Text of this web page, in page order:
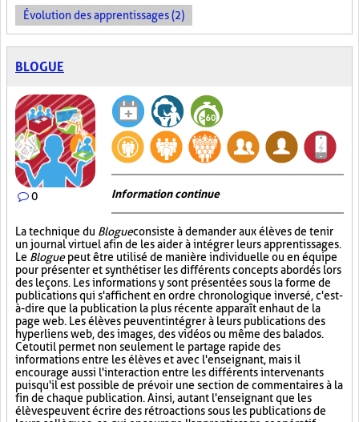
Évolution des apprentissages (2)
BLOGUE
0 Information continue
La technique du Blogueconsiste à demander aux élèves de tenir
un journal virtuel afin de les aider à intégrer leurs apprentissages.
Le Bloguepeut être utilisé de manière individuelle ou en équipe
pour présenter et synthétiser les différents concepts abordés lors
des leçons. Les informations y sont présentées sous la forme de
publications qui s'affichent en ordre chronologique inversé, c'est-
à-dire que la publication la plus récente apparaît en haut de la
page web. Les élèves peuvent intégrer à leurs publications des
hyperliens web, des images, des vidéos ou même des balados.
Cet outil permet non seulement le partage rapide des
informations entre les élèves et avec l'enseignant, mais il
encourage aussi l'interaction entre les différents intervenants
puisqu'il est possible de prévoir une section de commentaires à la
fin de chaque publication. Ainsi, autant l'enseignant que les
élèves peuvent écrire des rétroactions sous les publications de